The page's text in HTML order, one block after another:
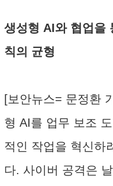
생성형 AI와 협업을
칙의 균형
[보안뉴스= 문정환
형 AI를 업무 보조
적인 작업을 혁신하
다. 사이버 공격은